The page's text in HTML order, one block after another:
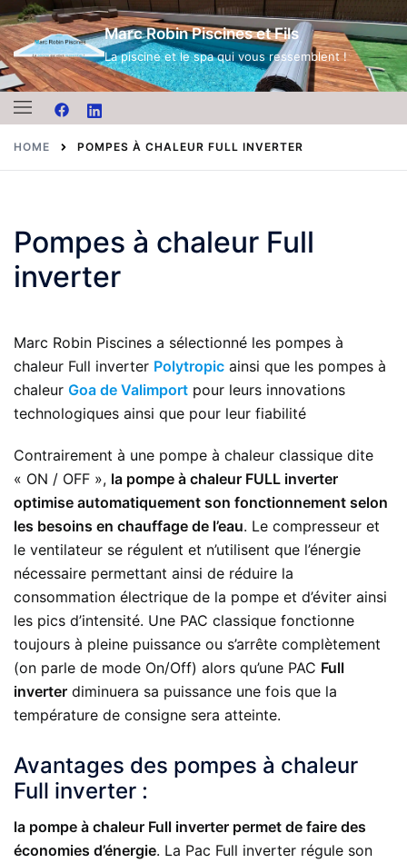
Skip
to
content
Marc Robin Piscines et Fils
La piscine et le spa qui vous ressemblent !
HOME POMPES À CHALEUR FULL INVERTER
Pompes à chaleur Full
inverter
Marc Robin Piscines a sélectionné les pompes à
chaleur Full inverter Polytropic ainsi que les pompes à
chaleur Goa de Valimport pour leurs innovations
technologiques ainsi que pour leur fiabilité
Contrairement à une pompe à chaleur classique dite
« ON / OFF », la pompe à chaleur FULL inverter
optimise automatiquement son fonctionnement selon
les besoins en chauffage de l’eau. Le compresseur et
le ventilateur se régulent et n’utilisent que l’énergie
nécessaire permettant ainsi de réduire la
consommation électrique de la pompe et d’éviter ainsi
les pics d’intensité. Une PAC classique fonctionne
toujours à pleine puissance ou s’arrête complètement
(on parle de mode On/Off) alors qu’une PAC Full
inverter diminuera sa puissance une fois que la
température de consigne sera atteinte.
Avantages des pompes à chaleur
Full inverter :
la pompe à chaleur Full inverter permet de faire des
économies d’énergie. La Pac Full inverter régule son